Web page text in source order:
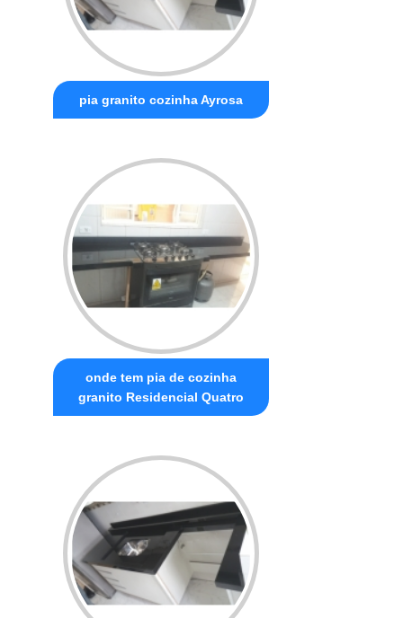
pia granito cozinha Ayrosa
onde tem pia de cozinha
granito Residencial Quatro